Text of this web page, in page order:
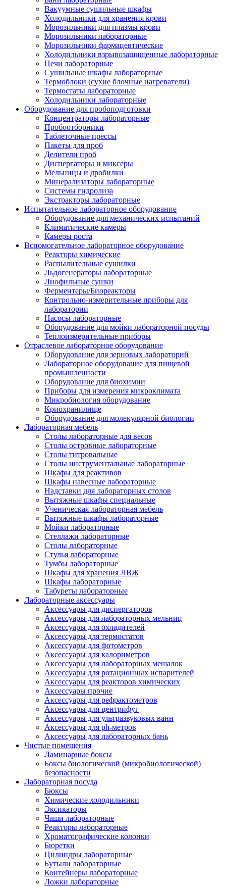
Вакуумные сушильные шкафы
Холодильники для хранения крови
Морозильники для плазмы крови
Морозильники лабораторные
Морозильники фармацевтические
Холодильники взрывозащищенные лабораторные
Печи лабораторные
Сушильные шкафы лабораторные
Термоблоки (сухие блочные нагреватели)
Термостаты лабораторные
Холодильники лабораторные
Оборудование для пробоподготовки
Концентраторы лабораторные
Пробоотборники
Таблеточные прессы
Пакеты для проб
Делители проб
Диспергаторы и миксеры
Мельницы и дробилки
Минерализаторы лабораторные
Системы гидролиза
Экстракторы лабораторные
Испытательное лабораторное оборудование
Оборудование для механических испытаний
Климатические камеры
Камеры роста
Вспомогательное лабораторное оборудование
Реакторы химические
Распылительные сушилки
Льдогенераторы лабораторные
Лиофильные сушки
Ферментеры/Биореакторы
Контрольно-измерительные приборы для
лаборатории
Насосы лабораторные
Оборудование для мойки лабораторной посуды
Теплоизмерительные приборы
Отраслевое лабораторное оборудование
Оборудование для зерновых лабораторий
Лабораторное оборудование для пищевой
промышленности
Оборудование для биохимии
Приборы для измерения микроклимата
Микробиология оборудование
Криохранилище
Оборудование для молекулярной биологии
Лабораторная мебель
Столы лабораторные для весов
Столы островные лабораторные
Столы титровальные
Столы инструментальные лабораторные
Шкафы для реактивов
Шкафы навесные лабораторные
Надставки для лабораторных столов
Вытяжные шкафы специальные
Ученическая лабораторная мебель
Вытяжные шкафы лабораторные
Мойки лабораторные
Стеллажи лабораторные
Столы лабораторные
Стулья лабораторные
Тумбы лабораторные
Шкафы для хранения ЛВЖ
Шкафы лабораторные
Табуреты лабораторные
Лабораторные аксессуары
Аксессуары для диспергаторов
Аксессуары для лабораторных мельниц
Аксессуары для охладителей
Аксессуары для термостатов
Аксессуары для фотометров
Аксессуары для калориметров
Аксессуары для лабораторных мешалок
Аксессуары для ротационных испарителей
Аксессуары для реакторов химических
Аксессуары прочие
Аксессуары для рефрактометров
Аксессуары для центрифуг
Аксессуары для ультразвуковых ванн
Аксессуары для ph-метров
Аксессуары для лабораторных бань
Чистые помещения
Ламинарные боксы
Боксы биологической (микробиологической)
безопасности
Лабораторная посуда
Бюксы
Химические холодильники
Эксикаторы
Чаши лабораторные
Реакторы лабораторные
Хроматографические колонки
Бюретки
Цилиндры лабораторные
Бутыли лабораторные
Контейнеры лабораторные
Ложки лабораторные